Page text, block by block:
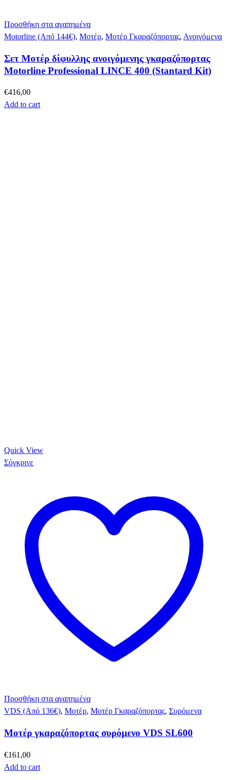
Προσθήκη στα αγαπημένα
Motorline (Από 144€), Μοτέρ, Μοτέρ Γκαραζόπορτας, Ανοιγόμενα
Σετ Μοτέρ δίφυλλης ανοιγόμενης γκαραζόπορτας
Motorline Professional LINCE 400 (Stantard Kit)
€416,00
Add to cart
Quick View
Σύγκρινε
Προσθήκη στα αγαπημένα
VDS (Από 136€), Μοτέρ, Μοτέρ Γκαραζόπορτας, Συρόμενα
Μοτέρ γκαραζόπορτας συρόμενο VDS SL600
€161,00
Add to cart